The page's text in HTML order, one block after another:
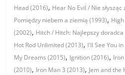
Head (2016), Hear No Evil / Nie słysząc
Pomiędzy niebem a ziemią (1993),
(2002), Hitch / Hitch: Najlepszy
Hot Rod Unlimited (2013), I'll See You
My Dreams (2015), Ignition (2016),
(2010), Iron Man 3 (2013), Jem and the